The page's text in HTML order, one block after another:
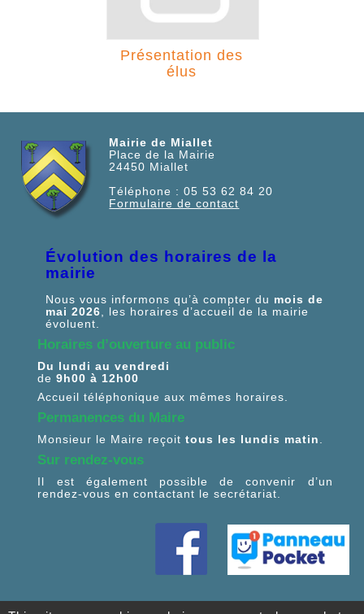
Présentation des
élus
Mairie de Miallet
Place de la Mairie
24450 Miallet
Téléphone :05 53 62 84 20
Formulaire de contact
Évolution des horaires de la
mairie
Nous vous informons qu’à compter du mois de
mai 2026 , les horaires d’accueil de la mairie
évoluent.
Horaires d’ouverture au public
Du lundi au vendredi
de9h00 à 12h00
Accueil téléphonique aux mêmes horaires.
Permanences du Maire
Monsieur le Maire reçoittous les lundis matin
Sur rendez-vous
Il est également possible de convenir d’un
rendez-vous en contactant le secrétariat.